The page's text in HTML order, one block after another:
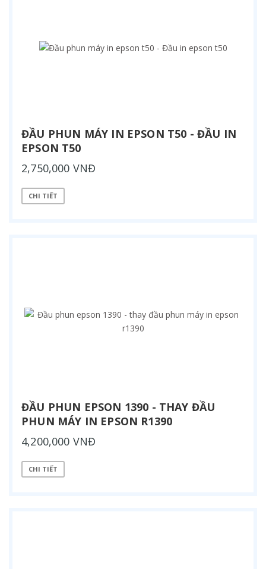
ĐẦU PHUN MÁY IN EPSON T50 - ĐẦU IN
EPSON T50
2,750,000 VNĐ
CHI TIẾT
ĐẦU PHUN EPSON 1390 - THAY ĐẦU
PHUN MÁY IN EPSON R1390
4,200,000 VNĐ
CHI TIẾT